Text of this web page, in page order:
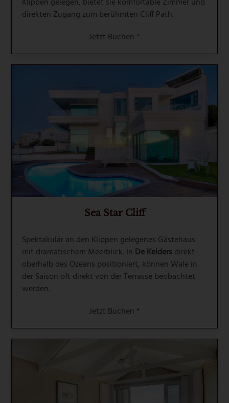
direkten Zugang zum berühmten Cliff Path.
Jetzt Buchen *
Sea Star Cliff
Spektakulär an den Klippen gelegenes Gästehaus
mit dramatischem Meerblick. In De Kelders direkt
oberhalb des Ozeans positioniert, können Wale in
der Saison oft direkt von der Terrasse beobachtet
werden.
Jetzt Buchen *